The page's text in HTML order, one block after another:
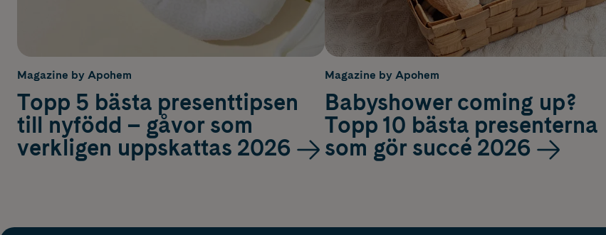
Magazine by Apohem
Topp 5 bästa presenttipsen
till nyfödd – gåvor som
verkligen uppskattas 2026
Magazine by Apohem
Babyshower coming up?
Topp 10 bästa presenterna
som gör succé 2026